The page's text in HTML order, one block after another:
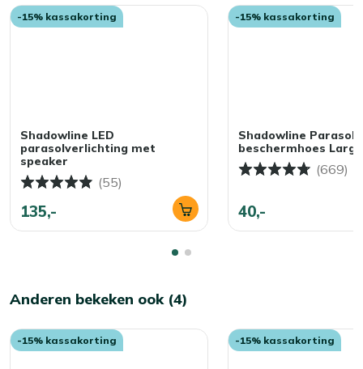
-15% kassakorting
Shadowline LED
parasolverlichting met
speaker
(55)
135,-
-15% kassakorting
Shadowline Parasol
beschermhoes Large
(669)
40,-
Anderen bekeken ook (4)
-15% kassakorting -15% kassakorting